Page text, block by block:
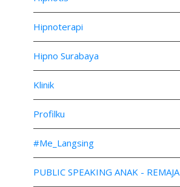
Hipnoterapi
Hipno Surabaya
Klinik
Profilku
#Me_Langsing
PUBLIC SPEAKING ANAK - REMAJA